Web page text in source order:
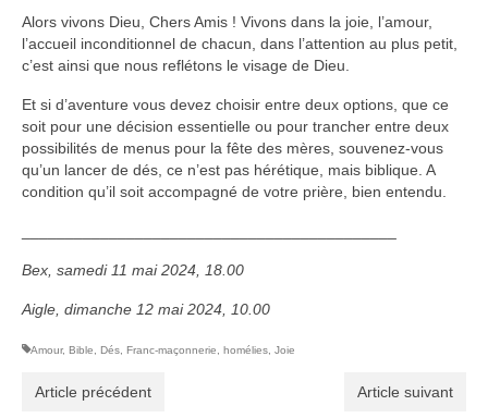
Alors vivons Dieu, Chers Amis ! Vivons dans la joie, l’amour,
l’accueil inconditionnel de chacun, dans l’attention au plus petit,
c’est ainsi que nous reflétons le visage de Dieu.
Et si d’aventure vous devez choisir entre deux options, que ce
soit pour une décision essentielle ou pour trancher entre deux
possibilités de menus pour la fête des mères, souvenez-vous
qu’un lancer de dés, ce n’est pas hérétique, mais biblique. A
condition qu’il soit accompagné de votre prière, bien entendu.
Bex, samedi 11 mai 2024, 18.00
Aigle, dimanche 12 mai 2024, 10.00
Amour, Bible Dés Franc-maçonnerie homélies Joie
Article précédent Article suivant